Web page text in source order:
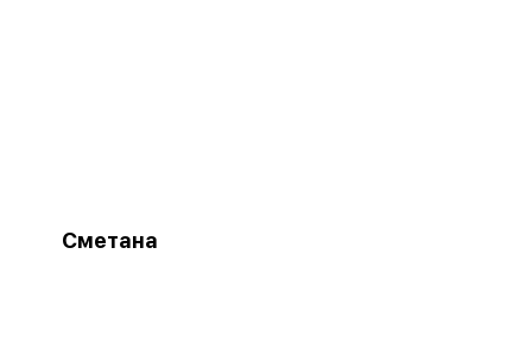
Сметана